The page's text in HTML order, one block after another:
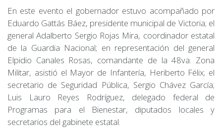
En este evento el gobernador estuvo acompañado por
Eduardo Gattás Báez, presidente municipal de Victoria; el
general Adalberto Sergio Rojas Mira, coordinador estatal
de la Guardia Nacional; en representación del general
Elpidio Canales Rosas, comandante de la 48va. Zona
Militar, asistió el Mayor de Infantería, Heriberto Félix; el
secretario de Seguridad Pública, Sergio Chávez García;
Luis Lauro Reyes Rodríguez, delegado federal de
Programas para el Bienestar, diputados locales y
secretarios del gabinete estatal.